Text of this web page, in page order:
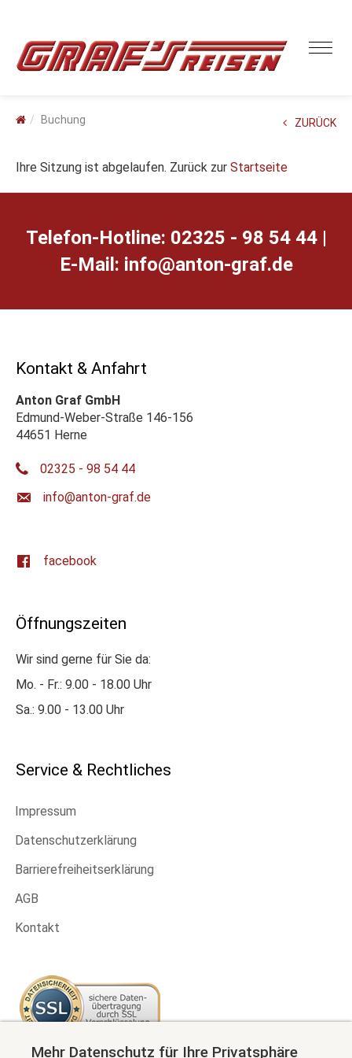
Buchung ZURÜCK
Ihre Sitzung ist abgelaufen. Zurück zur Startseite
Telefon-Hotline: 02325 - 98 54 44 |
E-Mail: ed.farg-notna@ofni
Kontakt & Anfahrt
Anton Graf GmbH
Edmund-Weber-Straße 146-156
44651 Herne
02325 - 98 54 44
ed.farg-notna@ofni
facebook
Öffnungszeiten
Wir sind gerne für Sie da:
Mo. - Fr.: 9.00 - 18.00 Uhr
Sa.: 9.00 - 13.00 Uhr
Service & Rechtliches
Impressum
Datenschutzerklärung
Barrierefreiheitserklärung
AGB
Kontakt
Mehr Datenschutz für Ihre Privatsphäre